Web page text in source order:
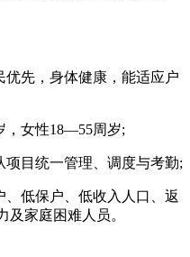
先，身体健康，能适应户
女性18—55周岁;
目统一管理、调度与考勤;
低保户、低收入人口、返
及家庭困难人员。